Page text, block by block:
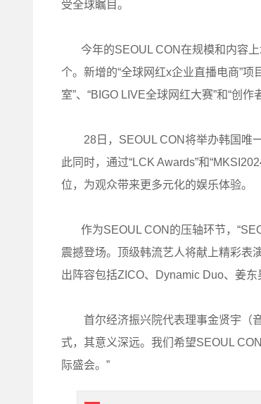
受全球瞩目。
今年的SEOUL CON在规模和内容上
个。新增的“全球网红x企业直播电商”
室”、“BIGO LIVE全球网红大赛”和“创
28日，SEOUL CON将举办韩国唯一
此同时，通过“LCK Awards”和
位，为观众带来更多元化的娱乐体验。
作为SEOUL CON的压轴环节，
震撼登场。顶级韩流艺人将献上精彩表
出阵容包括ZICO、Dynamic Duo、姜
首尔经济振兴院代表理事金贤宇（音
式，其意义深远。我们希望SEOUL
际盛会。”